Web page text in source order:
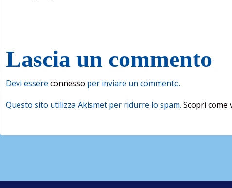
Lascia un commento
Devi essere connesso per inviare un commento.
Questo sito utilizza Akismet per ridurre lo spam. Scopri come